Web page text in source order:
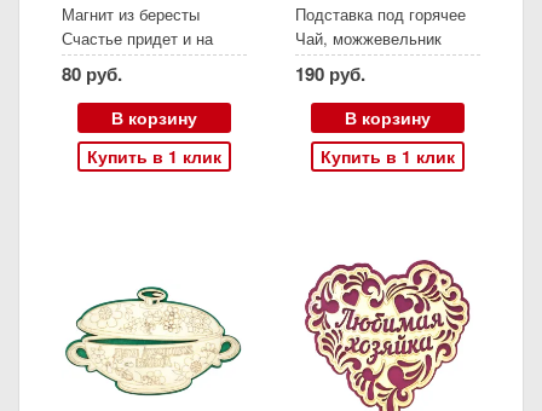
Магнит из бересты
Счастье придет и на
печи найдет
80 руб.
В корзину
Купить в 1 клик
Подставка под горячее
Чай, можжевельник
190 руб.
В корзину
Купить в 1 клик